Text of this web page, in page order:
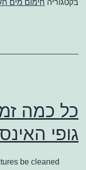
בקטגוריה חימום מים
כל כמה
גופי
be cleaned?